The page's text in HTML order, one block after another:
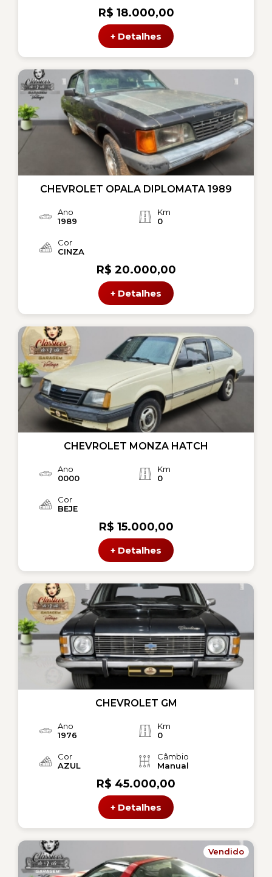
R$ 18.000,00
+ Detalhes
CHEVROLET OPALA DIPLOMATA 1989
Ano
1989
Km
0
Cor
CINZA
R$ 20.000,00
+ Detalhes
CHEVROLET MONZA HATCH
Ano
0000
Km
0
Cor
BEJE
R$ 15.000,00
+ Detalhes
CHEVROLET GM
Ano
1976
Km
0
Cor
AZUL
Câmbio
Manual
R$ 45.000,00
+ Detalhes
Vendido